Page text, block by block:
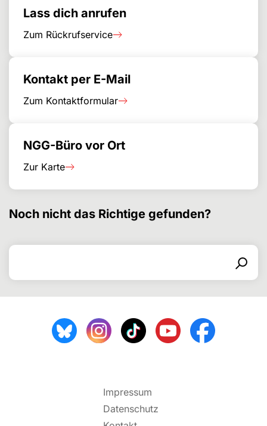
Lass dich anrufen
Zum Rückrufservice
Kontakt per E-Mail
Zum Kontaktformular
NGG-Büro vor Ort
Zur Karte
Noch nicht das Richtige gefunden?
Search for
Search
Impressum
Datenschutz